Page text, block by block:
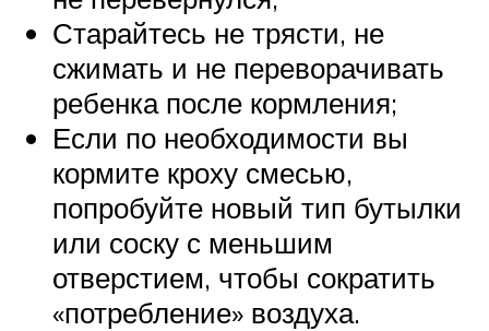
Старайтесь не трясти, не
сжимать и не переворачивать
ребенка после кормления;
Если по необходимости вы
кормите кроху смесью,
попробуйте новый тип бутылки
или соску с меньшим
отверстием, чтобы сократить
«потребление» воздуха.